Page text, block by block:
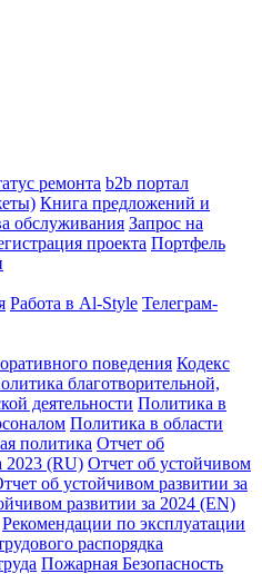
ремонта b2b портал
Книга предложений и
обслуживания Запрос на
проекта Портфель
Работа в Al-Style Телеграм-
поведения Кодекс
благотворительной,
деятельности Политика в
Политика в области
политика Отчет об
2023 (RU) Отчет об устойчивом
об устойчивом развитии за
развитии за 2024 (EN)
Рекомендации по эксплуатации
распорядка
Пожарная Безопасность